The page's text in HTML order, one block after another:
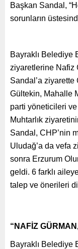
Başkan Sandal,
sorunların
Bayraklı Belediye
ziyaretlerine Nafiz
Sandal’a ziyarette
Gültekin, Mahalle
parti yöneticileri
Muhtarlık
Sandal, CHP’nin
Uludağ’a da vefa
sonra Erzurum
geldi. 6 farklı
talep ve önerileri
“NAFİZ
Bayraklı Belediye